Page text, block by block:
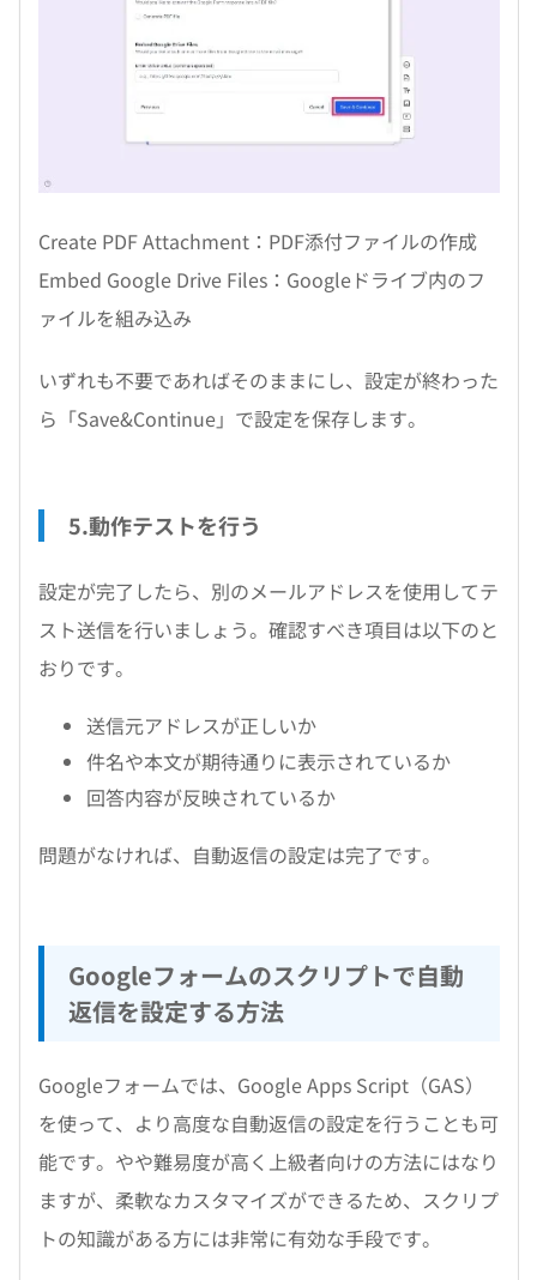
Create PDF Attachment：PDF添付ファイルの作成
Embed Google Drive Files：Googleドライブ内のフ
ァイルを組み込み
いずれも不要であればそのままにし、設定が終わった
ら「Save&Continue」で設定を保存します。
5.動作テストを行う
設定が完了したら、別のメールアドレスを使用してテ
スト送信を行いましょう。確認すべき項目は以下のと
おりです。
送信元アドレスが正しいか
件名や本文が期待通りに表示されているか
回答内容が反映されているか
問題がなければ、自動返信の設定は完了です。
Googleフォームのスクリプトで自動
返信を設定する方法
Googleフォームでは、Google Apps Script（GAS）
を使って、より高度な自動返信の設定を行うことも可
能です。やや難易度が高く上級者向けの方法にはなり
ますが、柔軟なカスタマイズができるため、スクリプ
トの知識がある方には非常に有効な手段です。